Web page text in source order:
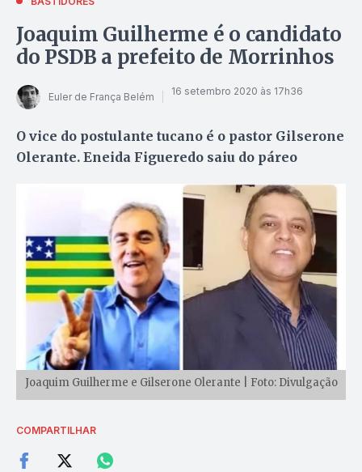
Joaquim Guilherme é o candidato
do PSDB a prefeito de Morrinhos
Euler de França Belém 16 setembro 2020 às 17h36
O vice do postulante tucano é o pastor Gilserone
Olerante. Eneida Figueredo saiu do páreo
Joaquim Guilherme e Gilserone Olerante | Foto: Divulgação
COMPARTILHAR